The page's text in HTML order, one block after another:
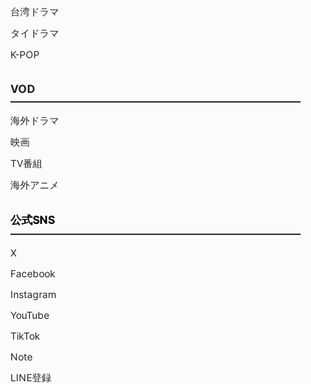
台湾ドラマ
タイドラマ
K-POP
VOD
海外ドラマ
映画
TV番組
海外アニメ
公式SNS
X
Facebook
Instagram
YouTube
TikTok
Note
LINE登録